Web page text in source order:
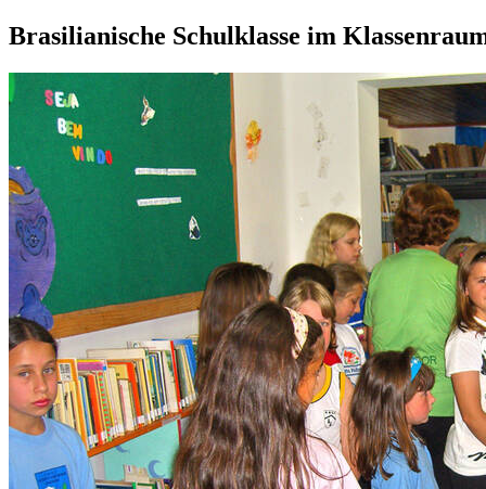
Brasilianische Schulklasse im